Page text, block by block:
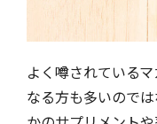
よく噂されている
なる方も多いので